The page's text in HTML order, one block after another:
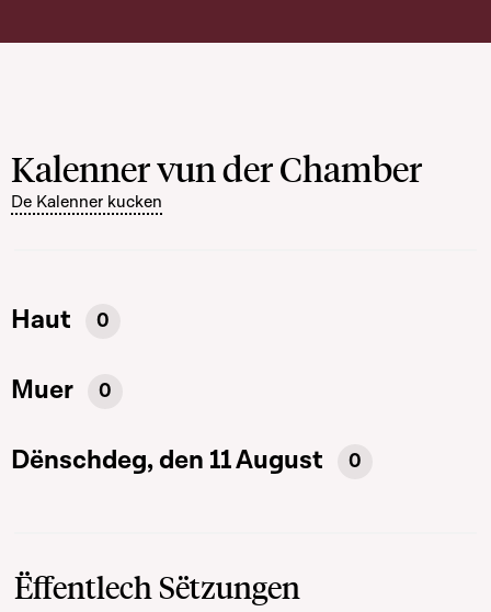
Kalenner vun der Chamber
De Kalenner kucken
Haut 0
Muer 0
Dënschdeg, den 11 August 0
Ëffentlech Sëtzungen